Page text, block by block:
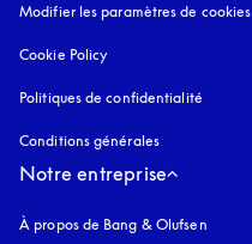
Modifier les paramètres de cookies
Cookie Policy
Politiques de confidentialité
Conditions générales
Notre entreprise
À propos de Bang & Olufsen